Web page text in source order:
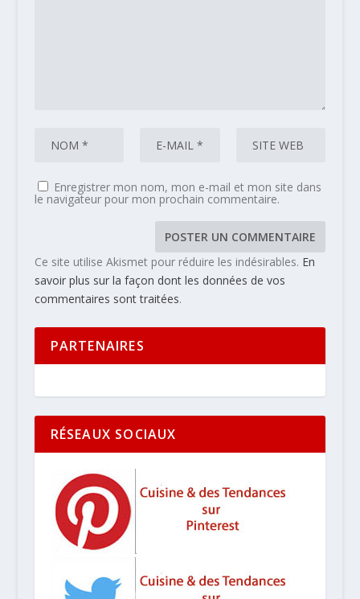
Enregistrer mon nom, mon e-mail et mon site dans
le navigateur pour mon prochain commentaire.
Ce site utilise Akismet pour réduire les indésirables. En
savoir plus sur la façon dont les données de vos
commentaires sont traitées.
PARTENAIRES
RÉSEAUX SOCIAUX